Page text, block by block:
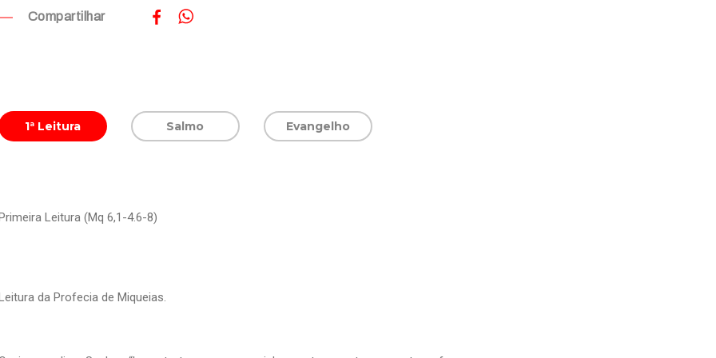
Compartilhar
1ª Leitura Salmo Evangelho
Leitura (Mq 6,1-4.6-8)
da Profecia de Miqueias.